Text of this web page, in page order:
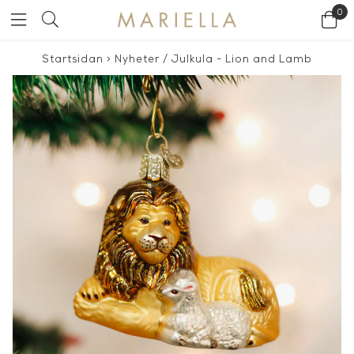
0
Startsidan > Nyheter / Julkula - Lion and Lamb